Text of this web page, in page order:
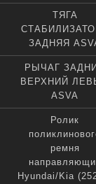
ТЯГА
ЗАДНЯЯ
РЫЧАГ
ВЕРХНИЙ
ASVA
Ролик
ремня
Hyundai/Kia